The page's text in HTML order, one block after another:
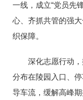
一线，成立“党员先
心、齐抓共管的强
织保障。
深化志愿行动
分布在陵园入口、
导车流，缓解高峰